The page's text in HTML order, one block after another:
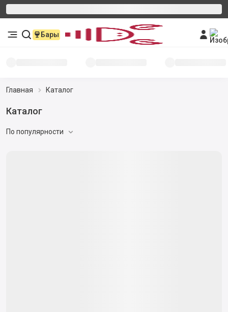
Бары
Главная Каталог
Каталог
По популярности